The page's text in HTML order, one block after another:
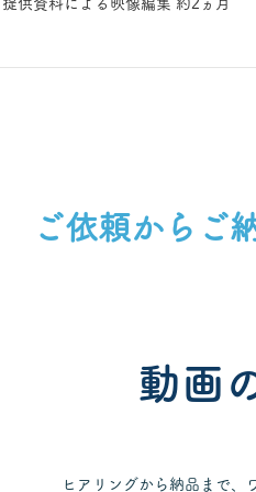
供資料による映像編集 約2ヵ月
ご依頼からご
動画
ヒアリングから納品まで、